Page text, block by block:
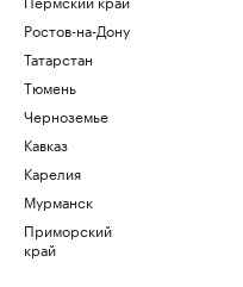
Ростов-на-Дону
Татарстан
Тюмень
Черноземье
Кавказ
Карелия
Мурманск
Приморский
край